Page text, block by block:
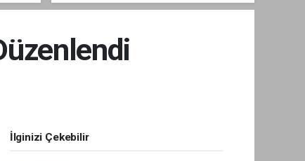
İlginizi Çekebilir